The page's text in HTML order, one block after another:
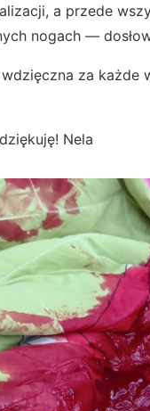
a przede
nogach —
za każde
Nela